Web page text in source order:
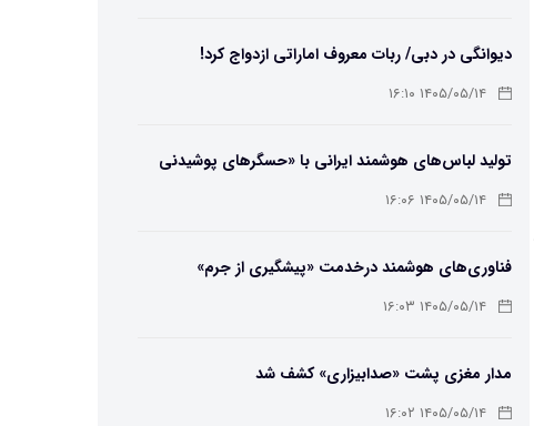
دیوانگی در دبی/ ربات معروف اماراتی ازدواج کرد!
۱۴۰۵/۰۵/۱۴ ۱۶:۱۰
تولید لباس‌های هوشمند ایرانی با «حسگرهای پوشیدنی
کریگامی»
۱۴۰۵/۰۵/۱۴ ۱۶:۰۶
فناوری‌های هوشمند درخدمت «پیشگیری از جرم»
۱۴۰۵/۰۵/۱۴ ۱۶:۰۳
مدار مغزی پشت «صدابیزاری» کشف شد
۱۴۰۵/۰۵/۱۴ ۱۶:۰۲